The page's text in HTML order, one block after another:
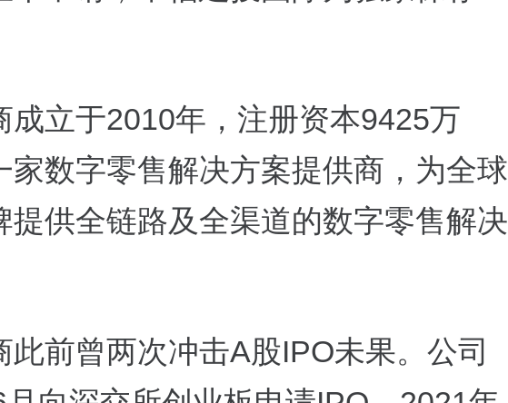
成立于2010年，注册资本9425万
家数字零售解决方案提供商，为全球
提供全链路及全渠道的数字零售解决
此前曾两次冲击A股IPO未果。公司